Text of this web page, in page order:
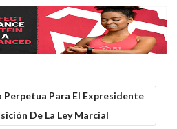
Perpetua Para El Expresidente
De La Ley Marcial